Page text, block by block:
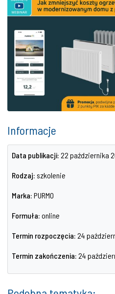
Informacje
Data publikacji: 22 października
Rodzaj: szkolenie
Marka: PURMO
Formuła: online
Termin rozpoczęcia: 24
Termin zakończenia: 24